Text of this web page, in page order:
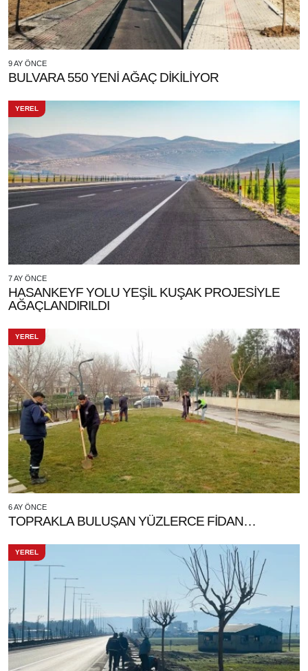
9 AY ÖNCE
BULVARA 550 YENİ AĞAÇ DİKİLİYOR
YEREL
7 AY ÖNCE
HASANKEYF YOLU YEŞİL KUŞAK PROJESİYLE
AĞAÇLANDIRILDI
YEREL
6 AY ÖNCE
TOPRAKLA BULUŞAN YÜZLERCE FİDAN…
YEREL